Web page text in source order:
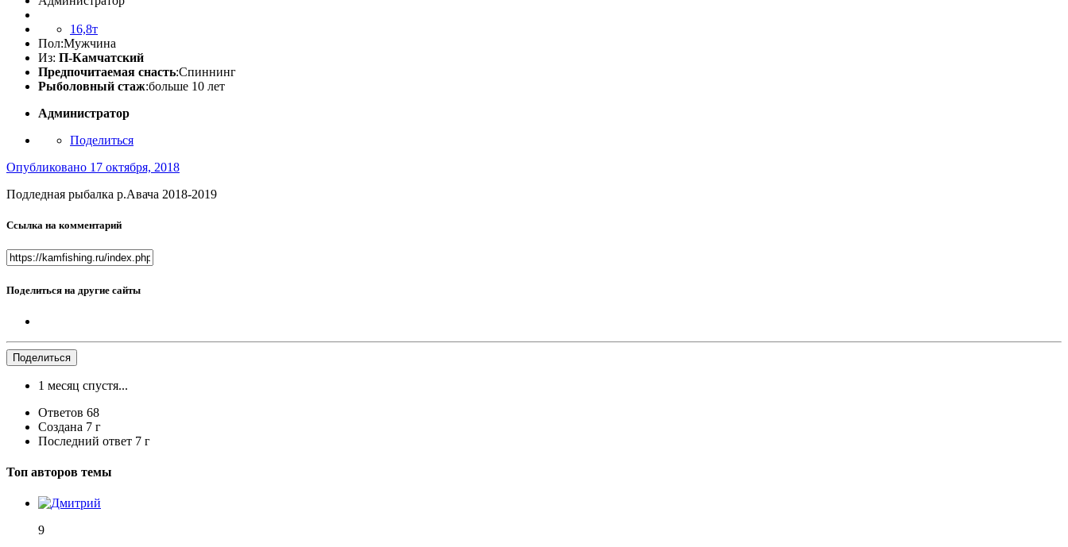
16,8т
Пол:Мужчина
Из: П-Камчатский
Предпочитаемая снасть:Спиннинг
Рыболовный стаж:больше 10 лет
Администратор
Поделиться
Опубликовано 17 октября, 2018
Подледная рыбалка р.Авача 2018-2019
Ссылка на комментарий
Поделиться на другие сайты
Поделиться
1 месяц спустя...
Ответов 68
Создана 7 г
Последний ответ 7 г
Топ авторов темы
9